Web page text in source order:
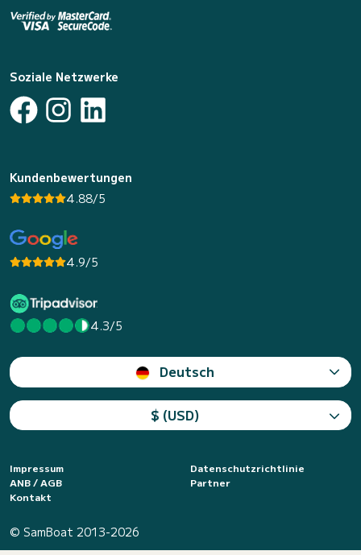
Soziale Netzwerke
Kundenbewertungen
4.88/5
4.9/5
4.3/5
Deutsch
$ (USD)
Impressum
Datenschutzrichtlinie
ANB / AGB
Partner
Kontakt
© SamBoat 2013-2026